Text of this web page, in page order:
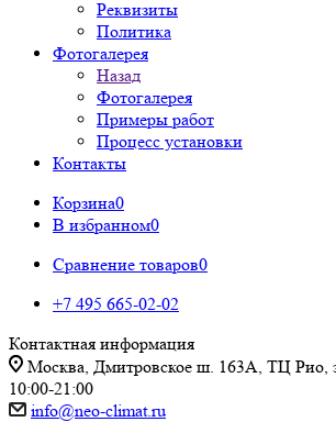
Реквизиты
Политика
Фотогалерея
Назад
Фотогалерея
Примеры работ
Процесс установки
Контакты
Корзина0
В избранном0
Сравнение товаров0
+7 495 665-02-02
Контактная информация
Москва, Дмитровское ш. 163А, ТЦ Рио,
10:00-21:00
info@neo-climat.ru